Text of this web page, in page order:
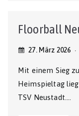
Floorball
27. März 2026
Mit einem Sieg
Heimspieltag
TSV Neustadt….